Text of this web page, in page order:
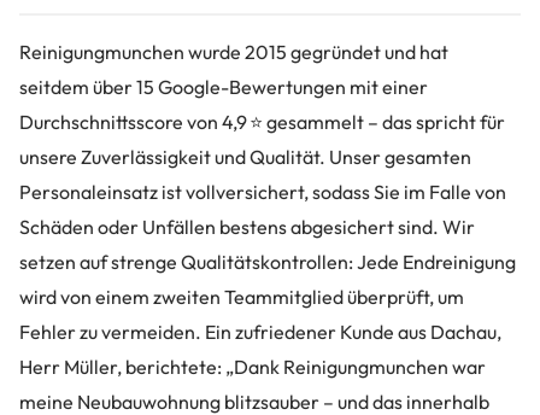
Reinigungmunchen wurde 2015 gegründet und hat
seitdem über 15 Google-Bewertungen mit einer
Durchschnittsscore von 4,9 ⭐ gesammelt – das spricht für
unsere Zuverlässigkeit und Qualität. Unser gesamten
Personaleinsatz ist vollversichert, sodass Sie im Falle von
Schäden oder Unfällen bestens abgesichert sind. Wir
setzen auf strenge Qualitätskontrollen: Jede Endreinigung
wird von einem zweiten Teammitglied überprüft, um
Fehler zu vermeiden. Ein zufriedener Kunde aus Dachau,
Herr Müller, berichtete: „Dank Reinigungmunchen war
meine Neubauwohnung blitzsauber – und das innerhalb